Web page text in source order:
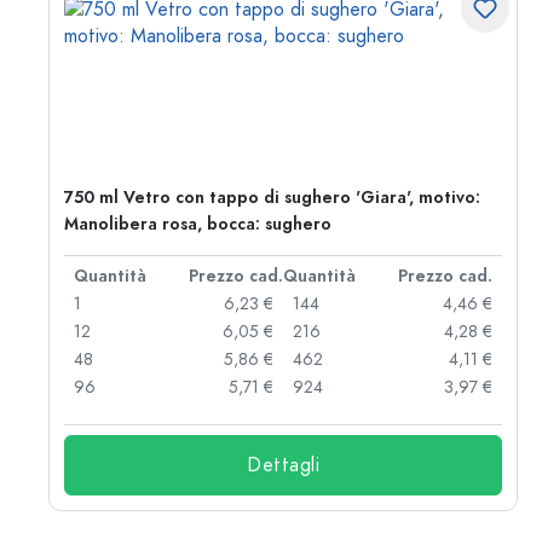
750 ml Vetro con tappo di sughero 'Giara', motivo:
Manolibera rosa, bocca: sughero
Quantità Prezzo cad.Quantità
Prezzo cad.
1
6,23 €
12
6,05 €
48
5,86 €
96
5,71 €
144
4,46 €
216
4,28 €
462
4,11 €
924
3,97 €
Dettagli